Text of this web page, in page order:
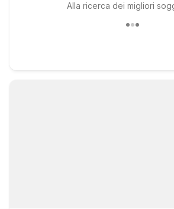
Alla ricerca dei migliori